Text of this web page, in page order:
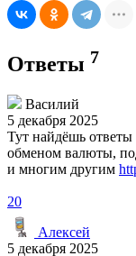
Ответы 7
Василий
5 декабря 2025
Тут найдёшь ответы
обменом валюты,
и многим другим
20
Алексей
5 декабря 2025